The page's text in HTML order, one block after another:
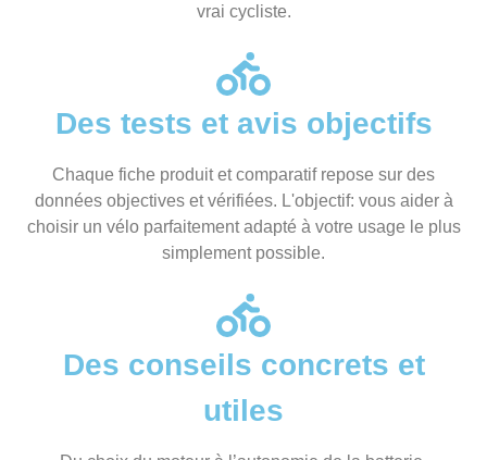
vrai cycliste.
Des tests et avis objectifs
Chaque fiche produit et comparatif repose sur des
données objectives et vérifiées. L'objectif: vous aider à
choisir un vélo parfaitement adapté à votre usage le plus
simplement possible.
Des conseils concrets et
utiles